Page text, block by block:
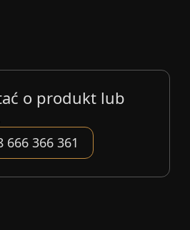
o produkt lub
666 366 361